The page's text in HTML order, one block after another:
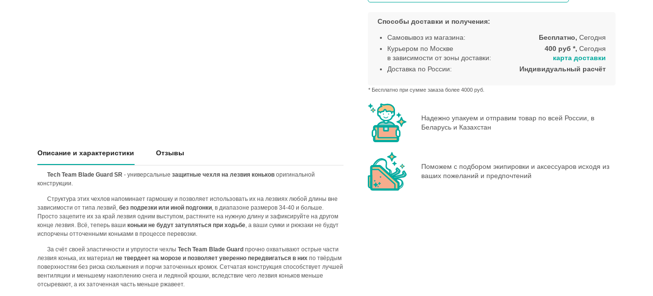
Описание и характеристики Отзывы
Tech Team Blade Guard SR - универсальные защитные чехля на лезвия коньков оригинальной
конструкции.
Структура этих чехлов напоминает гармошку и позволяет использовать их на лезвиях любой длины вне
зависимости от типа лезвий, без подрезки или иной подгонки, в диапазоне размеров 34-40 и больше.
Просто зацепите их за край лезвия одним выступом, растяните на нужную длину и зафиксируйте на другом
конце лезвия. Всё, теперь ваши коньки не будут затупляться при ходьбе, а ваши сумки и рюкзаки не будут
испорчены отточенными коньками в процессе перевозки.
За счёт своей эластичности и упругости чехлы Tech Team Blade Guard прочно охватывают острые части
лезвия конька, их материал не твердеет на морозе и позволяет уверенно передвигаться в них по твёрдым
поверхностям без риска скольжения и порчи заточенных кромок. Сетчатая конструкция способствует лучшей
вентиляции и меньшему накоплению снега и ледяной крошки, вследствие чего лезвия коньков меньше
отсыревают, а их заточенная часть меньше ржавеет.
Способы доставки и получения:
Самовывоз из магазина: Бесплатно, Сегодня
Курьером по Москве
в зависимости от зоны доставки:
400 руб *, Сегодня
* Бесплатно при сумме заказа более 4000 руб.
карта доставки
Доставка по России:
Индивидуальный расчёт
Надежно упакуем и отправим товар по всей России, в
Беларусь и Казахстан
Поможем с подбором экипировки и аксессуаров исходя из
ваших пожеланий и предпочтений